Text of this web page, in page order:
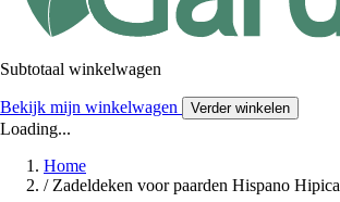
Subtotaal winkelwagen
Bekijk mijn winkelwagen Verder winkelen
Loading...
Home
/ Zadeldeken voor paarden Hispano Hipica